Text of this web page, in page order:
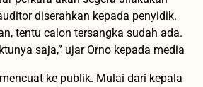
diserahkan kepada penyidik.
tentu calon tersangka sudah ada.
saja,” ujar Orno kepada media
ke publik. Mulai dari kepala